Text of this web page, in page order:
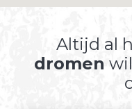
Altijd al
dromen